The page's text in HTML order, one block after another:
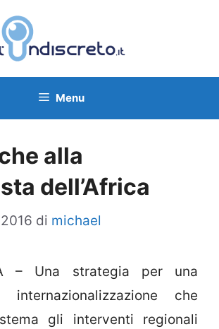
Menu
alla
dell’Africa
di michael
– Una strategia per una
che
gli interventi regionali